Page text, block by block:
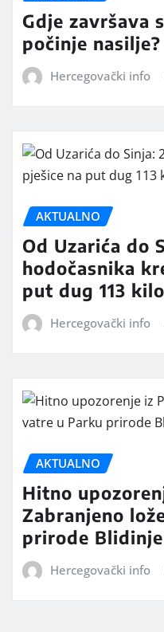
Gdje završava
počinje nasilje?
Hercegovački info
AKTUALNO
Od Uzarića do
hodočasnika
put dug 113
Hercegovački info
AKTUALNO
Hitno
Zabranjeno
prirode Blidinje
Hercegovački info